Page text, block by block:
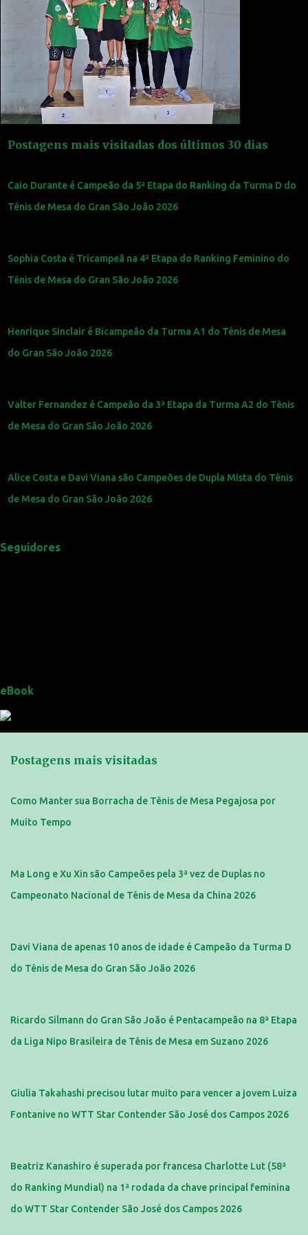
Postagens mais visitadas dos últimos 30 dias
Caio Durante é Campeão da 5ª Etapa do Ranking da Turma D do
Tênis de Mesa do Gran São João 2026
Sophia Costa é Tricampeã na 4ª Etapa do Ranking Feminino do
Tênis de Mesa do Gran São João 2026
Henrique Sinclair é Bicampeão da Turma A1 do Tênis de Mesa
do Gran São João 2026
Valter Fernandez é Campeão da 3ª Etapa da Turma A2 do Tênis
de Mesa do Gran São João 2026
Alice Costa e Davi Viana são Campeões de Dupla Mista do Tênis
de Mesa do Gran São João 2026
Seguidores
eBook
Postagens mais visitadas
Como Manter sua Borracha de Tênis de Mesa Pegajosa por
Muito Tempo
Ma Long e Xu Xin são Campeões pela 3ª vez de Duplas no
Campeonato Nacional de Tênis de Mesa da China 2026
Davi Viana de apenas 10 anos de idade é Campeão da Turma D
do Tênis de Mesa do Gran São João 2026
Ricardo Silmann do Gran São João é Pentacampeão na 8ª Etapa
da Liga Nipo Brasileira de Tênis de Mesa em Suzano 2026
Giulia Takahashi precisou lutar muito para vencer a jovem Luiza
Fontanive no WTT Star Contender São José dos Campos 2026
Beatriz Kanashiro é superada por francesa Charlotte Lut (58ª
do Ranking Mundial) na 1ª rodada da chave principal feminina
do WTT Star Contender São José dos Campos 2026